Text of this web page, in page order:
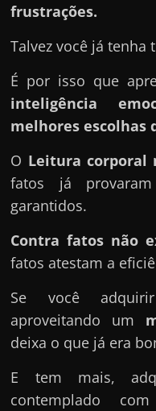
frustrações.
Talvez você já tenha
É por isso que
inteligência
melhores escolhas
O Leitura corporal
fatos já
garantidos.
Contra fatos não
fatos atestam a
Se você
aproveitando um
deixa o que já era
E tem mais,
contemplado